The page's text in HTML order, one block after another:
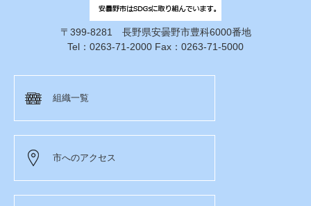
〒399-8281 長野県安曇野市豊科6000番地
Tel：0263-71-2000 Fax：0263-71-5000
組織一覧
市へのアクセス